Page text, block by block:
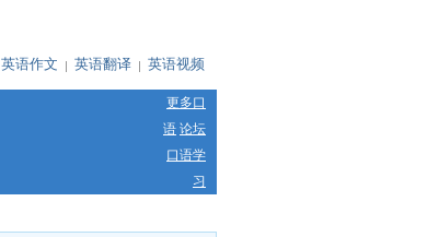
英语作文 英语翻译 英语视频
更多口
语 论坛
口语学
习